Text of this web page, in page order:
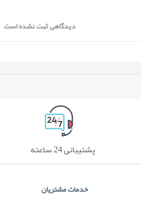
دیدگاهی ثبت نشده است
پشتیبانی 24 ساعته
خدمات مشتریان